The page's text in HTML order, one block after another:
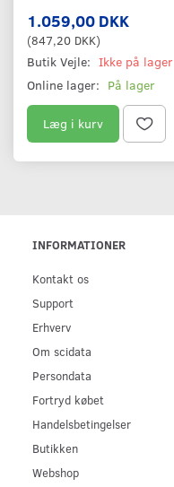
1.059,00 DKK
(847,20 DKK)
Butik Vejle: Ikke på lager
Online lager: På lager
Læg i kurv
INFORMATIONER
Kontakt os
Support
Erhverv
Om scidata
Persondata
Fortryd købet
Handelsbetingelser
Butikken
Webshop